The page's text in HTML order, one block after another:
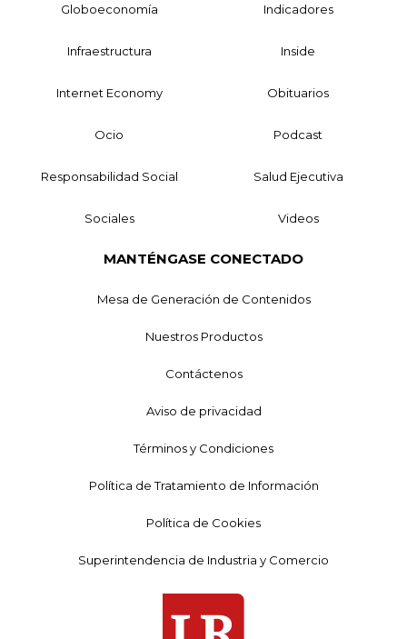
Globoeconomía Indicadores
Infraestructura Inside
Internet Economy Obituarios
Ocio Podcast
Responsabilidad Social Salud Ejecutiva
Sociales Videos
MANTÉNGASE CONECTADO
Mesa de Generación de Contenidos
Nuestros Productos
Contáctenos
Aviso de privacidad
Términos y Condiciones
Política de Tratamiento de Información
Política de Cookies
Superintendencia de Industria y Comercio